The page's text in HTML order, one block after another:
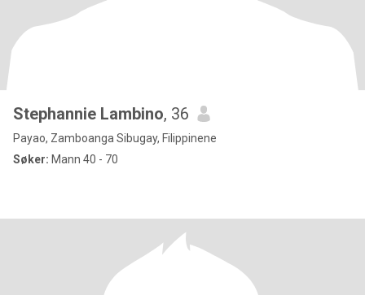
Stephannie Lambino, 36
Payao, Zamboanga Sibugay, Filippinene
Søker: Mann 40 - 70